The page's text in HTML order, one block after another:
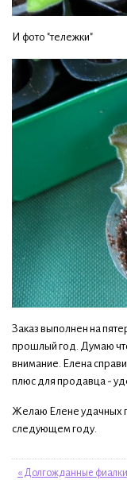
И фото "тележки"
Заказ выполнен на
прошлый год. Думаю
внимание. Елена
плюс для продавца -
Желаю Елене удачных
следующем году.
« Долгожданные